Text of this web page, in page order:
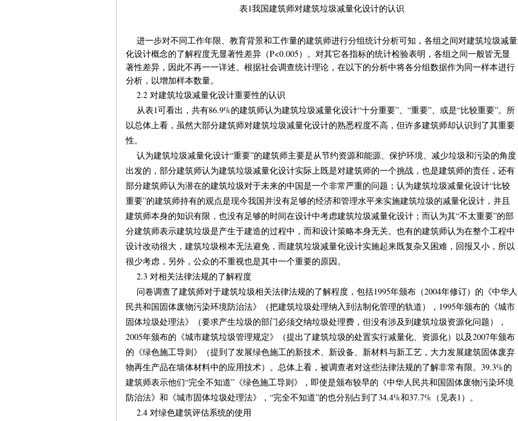
表1我国建筑师对建筑垃圾减量化设计的认识
进一步对不同工作年限、教育背景和工作量的建筑师进行分组统计分析可知，各组之间对建筑垃圾减量
化设计概念的了解程度无显著性差异（P<0.005）。对其它各指标的统计检验表明，各组之间一般皆无显
著性差异，因此不再一一详述。根据社会调查统计理论，在以下的分析中将各分组数据作为同一样本进行
分析，以增加样本数量。
2.2 对建筑垃圾减量化设计重要性的认识
从表1可看出，共有86.9%的建筑师认为建筑垃圾减量化设计“十分重要”、“重要”、或是“比较重要”。所
以总体上看，虽然大部分建筑师对建筑垃圾减量化设计的熟悉程度不高，但许多建筑师却认识到了其重要
性。
认为建筑垃圾减量化设计“重要”的建筑师主要是从节约资源和能源、保护环境、减少垃圾和污染的角度
出发的，部分建筑师认为建筑垃圾减量化设计实际上既是对建筑师的一个挑战，也是建筑师的责任，还有
部分建筑师认为潜在的建筑垃圾对于未来的中国是一个非常严重的问题；认为建筑垃圾减量化设计“比较
重要”的建筑师持有的观点是现今我国并没有足够的经济和管理水平来实施建筑垃圾的减量化设计，并且
建筑师本身的知识有限，也没有足够的时间在设计中考虑建筑垃圾减量化设计；而认为其“不太重要”的部
分建筑师表示建筑垃圾是产生于建造的过程中，而和设计策略本身无关。也有的建筑师认为在整个工程中
设计改动很大，建筑垃圾根本无法避免，而建筑垃圾减量化设计实施起来既复杂又困难，回报又小，所以
很少考虑，另外，公众的不重视也是其中一个重要的原因。
2.3 对相关法律法规的了解程度
问卷调查了建筑师对于建筑垃圾相关法律法规的了解程度，包括1995年颁布（2004年修订）的《中华人
民共和国固体废物污染环境防治法》（把建筑垃圾处理纳入到法制化管理的轨道），1995年颁布的《城市
固体垃圾处理法》（要求产生垃圾的部门必须交纳垃圾处理费，但没有涉及到建筑垃圾资源化问题），
2005年颁布的《城市建筑垃圾管理规定》（提出了建筑垃圾的处置实行减量化、资源化）以及2007年颁布
的《绿色施工导则》（提到了发展绿色施工的新技术、新设备、新材料与新工艺，大力发展建筑固体废弃
物再生产品在墙体材料中的应用技术）。总体上看，被调查者对这些法律法规的了解非常有限。39.3%的
建筑师表示他们“完全不知道”《绿色施工导则》，即使是颁布较早的《中华人民共和国固体废物污染环境
防治法》和《城市固体垃圾处理法》，“完全不知道”的也分别占到了34.4%和37.7%（见表1）。
2.4 对绿色建筑评估系统的使用